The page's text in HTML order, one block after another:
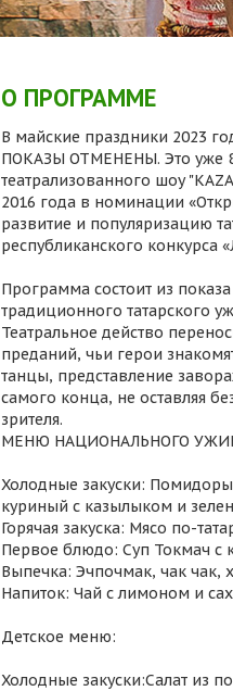
О ПРОГРАММЕ
В майские праздники 2023
ПОКАЗЫ ОТМЕНЕНЫ. Это уже
театрализованного шоу
2016 года в номинации
развитие и популяризацию
республиканского конкурса
Программа состоит из
традиционного татарского
Театральное действо
преданий, чьи герои
танцы, представление
самого конца, не оставляя
зрителя.
МЕНЮ НАЦИОНАЛЬНОГО
Холодные закуски:
куриный с казылыком и
Горячая закуска: Мясо по-
Первое блюдо: Суп Токмач с
Выпечка: Эчпочмак, чак чак,
Напиток: Чай с лимоном и
Детское меню:
Холодные закуски:Салат из